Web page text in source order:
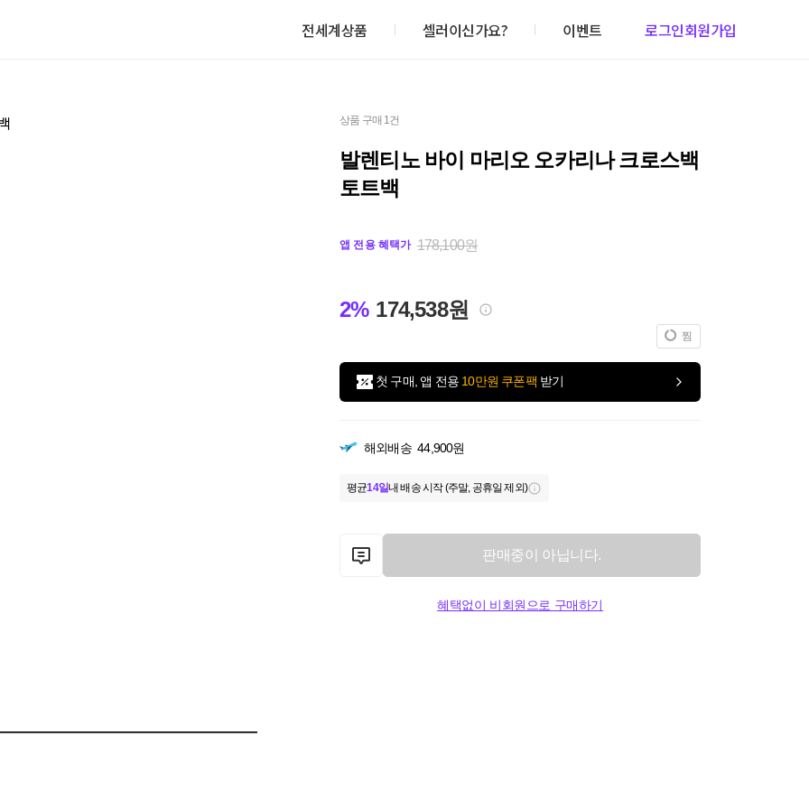
전세계상품 셀러이신가요? 이벤트 로그인회원가입
상품 구매 1건
발렌티노 바이 마리오 오카리나 크로스백
토트백
앱 전용 혜택가 178,100원
2% 174,538원
찜
첫 구매, 앱 전용 10만원 쿠폰팩 받기
해외배송 44,900원
평균14일내 배송 시작 (주말, 공휴일 제외)
판매중이 아닙니다.
혜택없이 비회원으로 구매하기